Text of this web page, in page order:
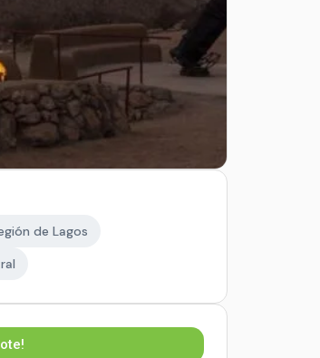
de Lagos